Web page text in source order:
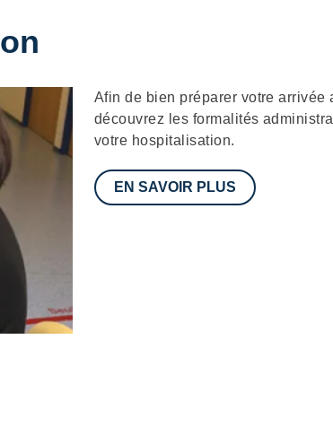
Description
Afin de bien préparer votre arrivée
découvrez les formalités
votre hospitalisation.
EN SAVOIR PLUS